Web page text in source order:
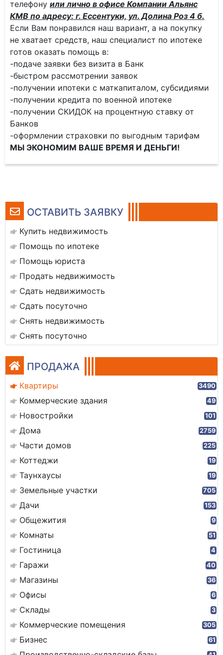
ОСТАВИТЬ ЗАЯВКУ
Купить недвижимость
Помощь по ипотеке
Помощь юриста
Продать недвижимость
Сдать недвижимость
Сдать посуточно
Снять недвижимость
Снять посуточно
ПРОДАЖА
Квартиры 3490
Коммерческие здания 49
Новостройки 101
Дома 2759
Части домов 225
Коттеджи 19
Таунхаусы 19
Земельные участки 705
Дачи 153
Общежития 9
Комнаты 51
Гостиница 4
Гаражи 40
Магазины 36
Офисы 6
Склады 3
Коммерческие помещения 305
Бизнес 61
телефону или лично в офисе Компании Альянс
КМВ по адресу: г. Ессентуки, ул. Долина Роз 4 б.
Если Вам понравился наш вариант, а на покупку
не хватает средств, наш специалист по ипотеке
готов оказать помощь в:
-подаче заявки без визита в Банк
-быстром рассмотрении заявок
-получении ипотеки с маткапиталом, субсидиями
-получении кредита по военной ипотеке
-получении СКИДОК на процентную ставку от
Банков
-оформлении страховки по выгодным тарифам
МЫ ЭКОНОМИМ ВАШЕ ВРЕМЯ И ДЕНЬГИ!